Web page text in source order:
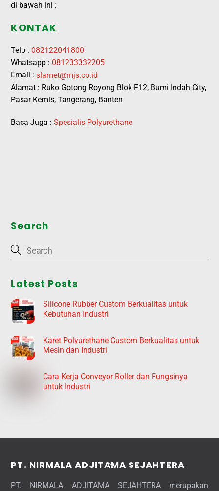
di bawah ini :
KONTAK
Telp : 082122041800
Whatsapp : 081233332205
Email :slamet@mjs.co.id
Alamat : Ruko Gotong Royong Blok F12, Bumi Indah City,
Pasar Kemis, Tangerang, Banten
Baca Juga :Spesialis Polyurethane
Search
Latest Posts
Silicone Rubber Custom Berkualitas untuk
Kebutuhan Industri
Karet Polyurethane Custom Berkualitas untuk
Mesin dan Industri
Cara Kerja Conveyor Roller dan Fungsinya
untuk Industri
Back
Top
PT. NIRMALA ADJITAMA SEJAHTERA
PT. NIRMALA ADJITAMA SEJAHTERA merupakan